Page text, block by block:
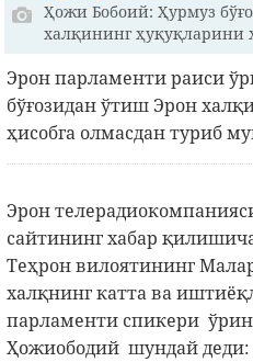
Ҳожи Бобоий: Ҳурмуз
халқининг ҳуқуқларини
Эрон парламенти раиси
бўғозидан ўтиш Эрон
ҳисобга олмасдан туриб
Эрон
сайтининг хабар
Теҳрон вилоятининг
халқнинг катта ва
парламенти спикери
Ҳожиободий шундай деди: